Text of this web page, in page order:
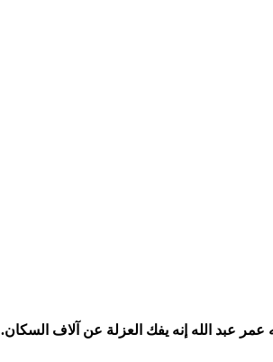
عبد الله إنه يفك العزلة عن آلاف السكان.